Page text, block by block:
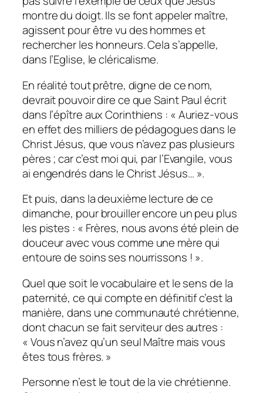
montre du doigt. Ils se font appeler maître,
agissent pour être vu des hommes et
rechercher les honneurs. Cela s’appelle,
dans l’Eglise, le cléricalisme.
En réalité tout prêtre, digne de ce nom,
devrait pouvoir dire ce que Saint Paul écrit
dans l’épître aux Corinthiens : « Auriez-vous
en effet des milliers de pédagogues dans le
Christ Jésus, que vous n’avez pas plusieurs
pères ; car c’est moi qui, par l’Evangile, vous
ai engendrés dans le Christ Jésus… ».
Et puis, dans la deuxième lecture de ce
dimanche, pour brouiller encore un peu plus
les pistes : « Frères, nous avons été plein de
douceur avec vous comme une mère qui
entoure de soins ses nourrissons ! ».
Quel que soit le vocabulaire et le sens de la
paternité, ce qui compte en définitif c’est la
manière, dans une communauté chrétienne,
dont chacun se fait serviteur des autres :
« Vous n’avez qu’un seul Maître mais vous
êtes tous frères. »
Personne n’est le tout de la vie chrétienne.